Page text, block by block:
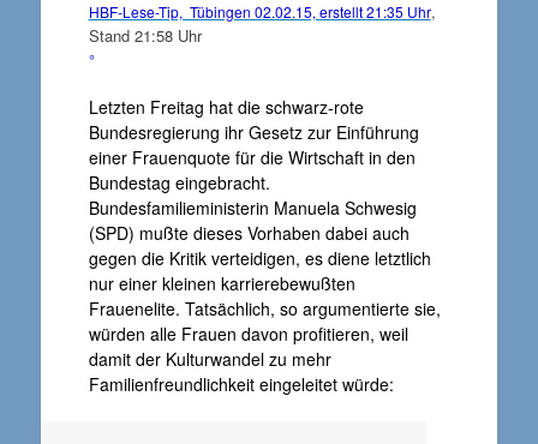
HBF-Lese-Tip, Tübingen 02.02.15, erstellt 21:35 Uhr,
Stand 21:58 Uhr
°
Letzten Freitag hat die schwarz-rote
Bundesregierung ihr Gesetz zur Einführung
einer Frauenquote für die Wirtschaft in den
Bundestag eingebracht.
Bundesfamilieministerin Manuela Schwesig
(SPD) mußte dieses Vorhaben dabei auch
gegen die Kritik verteidigen, es diene letztlich
nur einer kleinen karrierebewußten
Frauenelite. Tatsächlich, so argumentierte sie,
würden alle Frauen davon profitieren, weil
damit der Kulturwandel zu mehr
Familienfreundlichkeit eingeleitet würde: